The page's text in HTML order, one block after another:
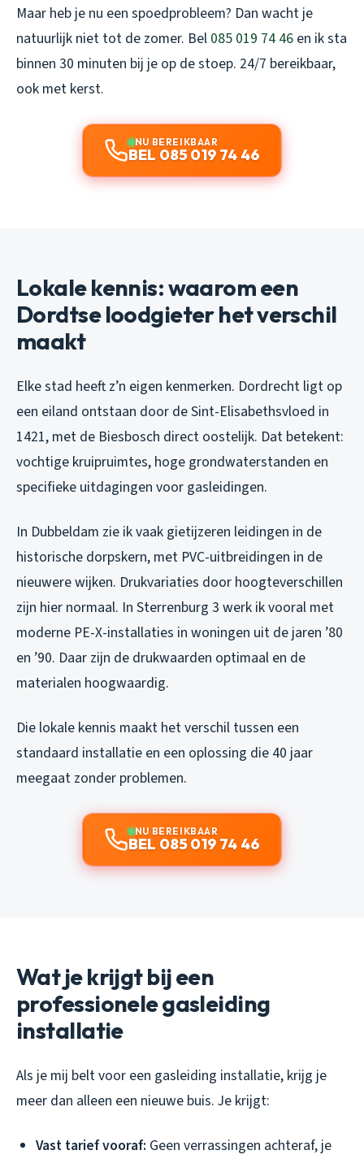
Maar heb je nu een spoedprobleem? Dan wacht je
natuurlijk niet tot de zomer. Bel 085 019 74 46 en ik sta
binnen 30 minuten bij je op de stoep. 24/7 bereikbaar,
ook met kerst.
NU BEREIKBAAR
BEL 085 019 74 46
Lokale kennis: waarom een
Dordtse loodgieter het verschil
maakt
Elke stad heeft z’n eigen kenmerken. Dordrecht ligt op
een eiland ontstaan door de Sint-Elisabethsvloed in
1421, met de Biesbosch direct oostelijk. Dat betekent:
vochtige kruipruimtes, hoge grondwaterstanden en
specifieke uitdagingen voor gasleidingen.
In Dubbeldam zie ik vaak gietijzeren leidingen in de
historische dorpskern, met PVC-uitbreidingen in de
nieuwere wijken. Drukvariaties door hoogteverschillen
zijn hier normaal. In Sterrenburg 3 werk ik vooral met
moderne PE-X-installaties in woningen uit de jaren ’80
en ’90. Daar zijn de drukwaarden optimaal en de
materialen hoogwaardig.
Die lokale kennis maakt het verschil tussen een
standaard installatie en een oplossing die 40 jaar
meegaat zonder problemen.
NU BEREIKBAAR
BEL 085 019 74 46
Wat je krijgt bij een
professionele gasleiding
installatie
Als je mij belt voor een gasleiding installatie, krijg je
meer dan alleen een nieuwe buis. Je krijgt:
Vast tarief vooraf: Geen verrassingen achteraf, je